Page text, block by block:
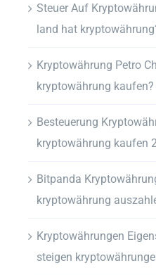
Steuer Auf
land hat
Kryptowährung Petro
kryptowährung kaufen?
Besteuerung
kryptowährung kaufen
Bitpanda
kryptowährung
Kryptowährungen
steigen